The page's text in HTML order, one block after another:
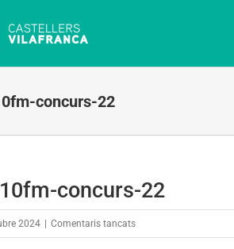
concurs-22
concurs-22
2024 Comentaris tancatsa